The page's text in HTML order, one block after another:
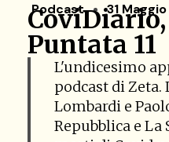
Podcast 31
Puntata 11
L'undicesimo
podcast di Zeta.
Lombardi e
Repubblica e